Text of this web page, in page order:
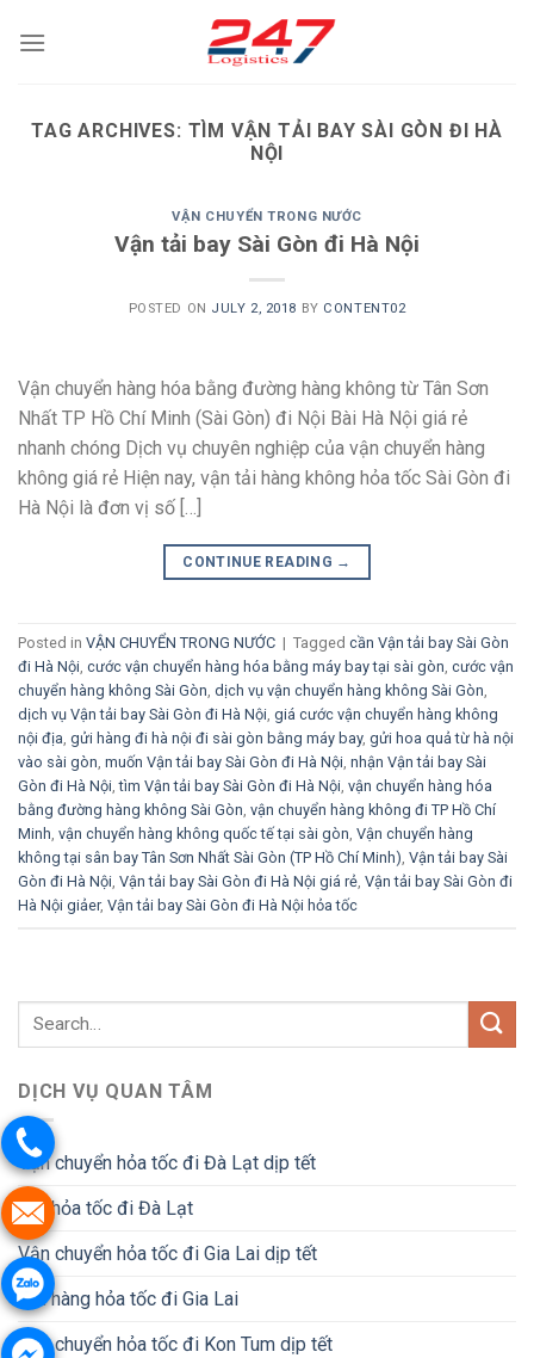
TAG ARCHIVES: TÌM VẬN TẢI BAY SÀI GÒN ĐI HÀ
NỘI
VẬN CHUYỂN TRONG NƯỚC
Vận tải bay Sài Gòn đi Hà Nội
POSTED ON JULY 2, 2018 BY CONTENT02
Vận chuyển hàng hóa bằng đường hàng không từ Tân Sơn
Nhất TP Hồ Chí Minh (Sài Gòn) đi Nội Bài Hà Nội giá rẻ
nhanh chóng Dịch vụ chuyên nghiệp của vận chuyển hàng
không giá rẻ Hiện nay, vận tải hàng không hỏa tốc Sài Gòn đi
Hà Nội là đơn vị số […]
CONTINUE READING →
Posted in VẬN CHUYỂN TRONG NƯỚC | Tagged cần Vận tải bay Sài Gòn
đi Hà Nội cước vận chuyển hàng hóa bằng máy bay tại sài gòn cước vận
chuyển hàng không Sài Gòn dịch vụ vận chuyển hàng không Sài Gòn
dịch vụ Vận tải bay Sài Gòn đi Hà Nội giá cước vận chuyển hàng không
nội địa gửi hàng đi hà nội đi sài gòn bằng máy bay, gửi hoa quả từ hà nội
vào sài gòn muốn Vận tải bay Sài Gòn đi Hà Nội nhận Vận tải bay Sài
Gòn đi Hà Nội ,tìm Vận tải bay Sài Gòn đi Hà Nội vận chuyển hàng hóa
bằng đường hàng không Sài Gòn vận chuyển hàng không đi TP Hồ Chí
Minh vận chuyển hàng không quốc tế tại sài gòn Vận chuyển hàng
không tại sân bay Tân Sơn Nhất Sài Gòn (TP Hồ Chí Minh) Vận tải bay Sài
Gòn đi Hà Nội Vận tải bay Sài Gòn đi Hà Nội giá rẻ Vận tải bay Sài Gòn đi
Hà Nội giảer, Vận tải bay Sài Gòn đi Hà Nội hỏa tốc
DỊCH VỤ QUAN TÂM
Vận chuyển hỏa tốc đi Đà Lạt dịp tết
Gửi hỏa tốc đi Đà Lạt
Vận chuyển hỏa tốc đi Gia Lai dịp tết
Gửi hàng hỏa tốc đi Gia Lai
Vận chuyển hỏa tốc đi Kon Tum dịp tết